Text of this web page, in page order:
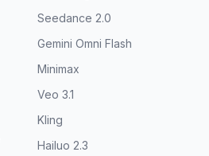
Seedance 2.0
Gemini Omni Flash
Minimax
Veo 3.1
Kling
Hailuo 2.3